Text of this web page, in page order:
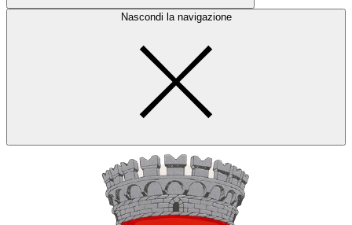
Nascondi la navigazione